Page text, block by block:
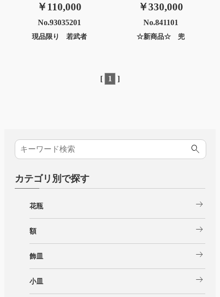
￥110,000
No.93035201
現品限り 若武者
￥330,000
No.841101
☆新商品☆ 兜
[ 1 ]
カテゴリ別で探す
花瓶 arrow_right_alt
額 arrow_right_alt
飾皿 arrow_right_alt
小皿 arrow_right_alt